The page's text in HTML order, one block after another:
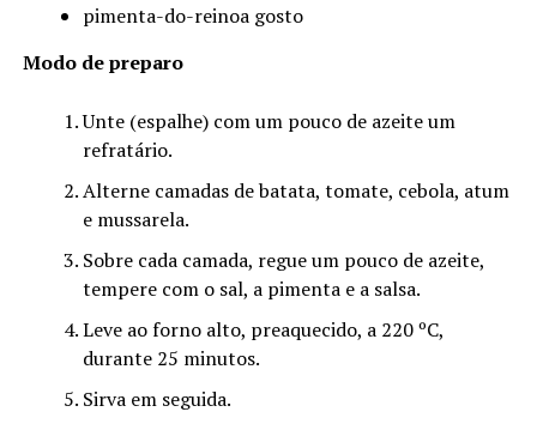
pimenta-do-reinoa gosto
Modo de preparo
Unte (espalhe) com um pouco de azeite um
refratário.
Alterne camadas de batata, tomate, cebola, atum
e mussarela.
Sobre cada camada, regue um pouco de azeite,
tempere com o sal, a pimenta e a salsa.
Leve ao forno alto, preaquecido, a 220 ºC,
durante 25 minutos.
Sirva em seguida.